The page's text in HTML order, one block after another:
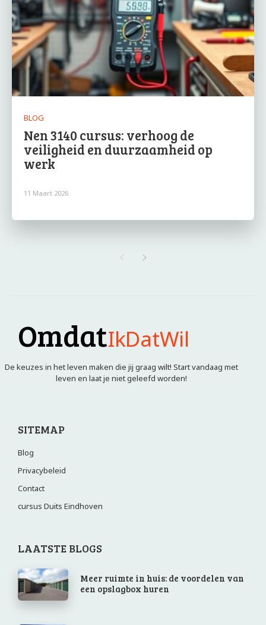
BLOG
Nen 3140 cursus: verhoog de
veiligheid en duurzaamheid op
werk
11 Maart 2026
OmdatIkDatWil
De keuzes in het leven maken die jij graag wilt! Start vandaag met
leven en laat je niet geleefd worden!
SITEMAP
Blog
Privacybeleid
Contact
cursus Duits Eindhoven
LAATSTE BLOGS
Meer ruimte in huis: de voordelen van
een opslagbox huren